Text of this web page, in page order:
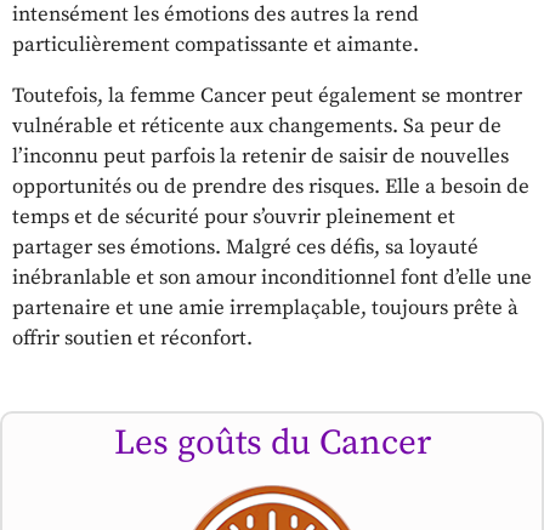
intensément les émotions des autres la rend
particulièrement compatissante et aimante.
Toutefois, la femme Cancer peut également se montrer
vulnérable et réticente aux changements. Sa peur de
l’inconnu peut parfois la retenir de saisir de nouvelles
opportunités ou de prendre des risques. Elle a besoin de
temps et de sécurité pour s’ouvrir pleinement et
partager ses émotions. Malgré ces défis, sa loyauté
inébranlable et son amour inconditionnel font d’elle une
partenaire et une amie irremplaçable, toujours prête à
offrir soutien et réconfort.
Les goûts du Cancer